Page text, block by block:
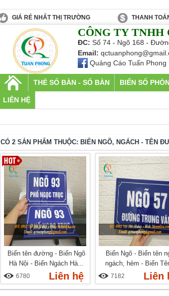
GIÁ RẺ NHẤT THỊ TRƯỜNG THANH
CÔNG TY TNHH
ĐC: Số 74 - Ngõ 168 -
Email:
Quảng Cáo Tuấn Phong
THẺ SỐ BÀN - SỐ BÀN BIỂN SỐ
LIÊN HỆ
CÓ 2 SẢN PHẨM THUỘC: BIỂN NGÕ, NGÁCH - TÊN
Biển tên đường - Biển Ngõ
Hà Nội - Biển Ngách Hà...
6780 Liên hệ
Biển Ngõ - Biển tên
ngách, hẻm - Biển
7182 Liên